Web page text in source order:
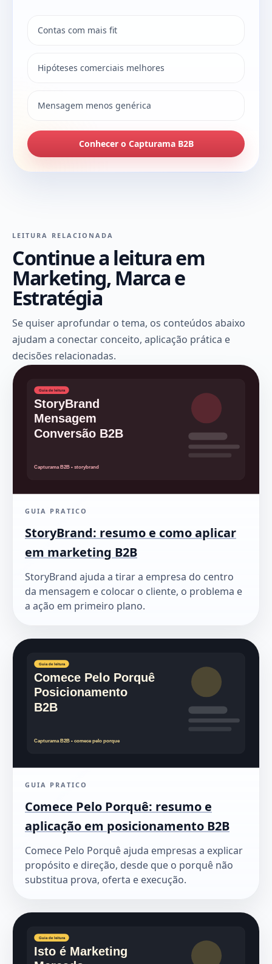
Contas com mais fit
Hipóteses comerciais melhores
Mensagem menos genérica
Conhecer o Capturama B2B
LEITURA RELACIONADA
Continue a leitura em
Marketing, Marca e
Estratégia
Se quiser aprofundar o tema, os conteúdos abaixo
ajudam a conectar conceito, aplicação prática e
decisões relacionadas.
GUIA PRATICO
StoryBrand: resumo e como aplicar
em marketing B2B
StoryBrand ajuda a tirar a empresa do centro
da mensagem e colocar o cliente, o problema e
a ação em primeiro plano.
GUIA PRATICO
Comece Pelo Porquê: resumo e
aplicação em posicionamento B2B
Comece Pelo Porquê ajuda empresas a explicar
propósito e direção, desde que o porquê não
substitua prova, oferta e execução.